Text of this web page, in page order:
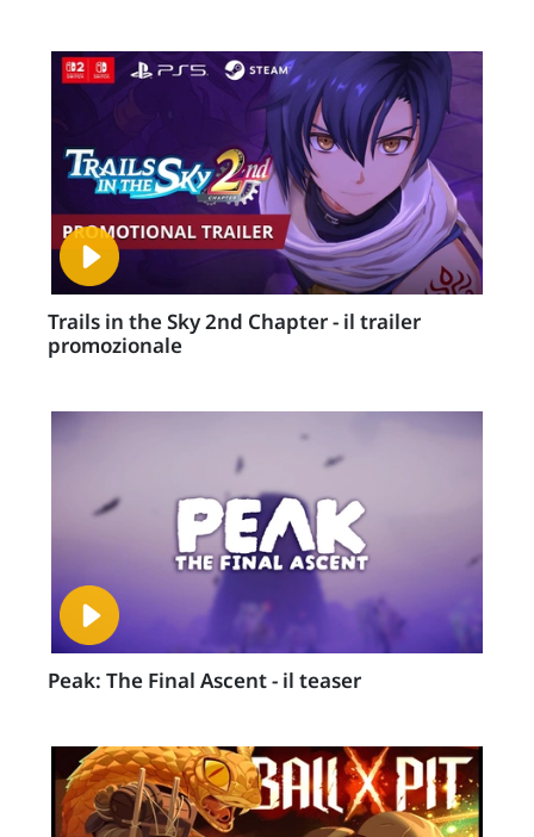
Trails in the Sky 2nd Chapter - il trailer
promozionale
Peak: The Final Ascent - il teaser